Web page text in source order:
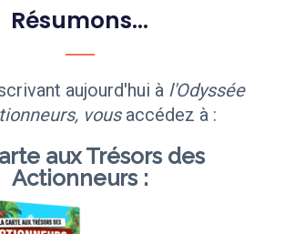
Résumons...
aujourd'hui à l'Odyssée
vousaccédez à :
aux Trésors des
Actionneurs :